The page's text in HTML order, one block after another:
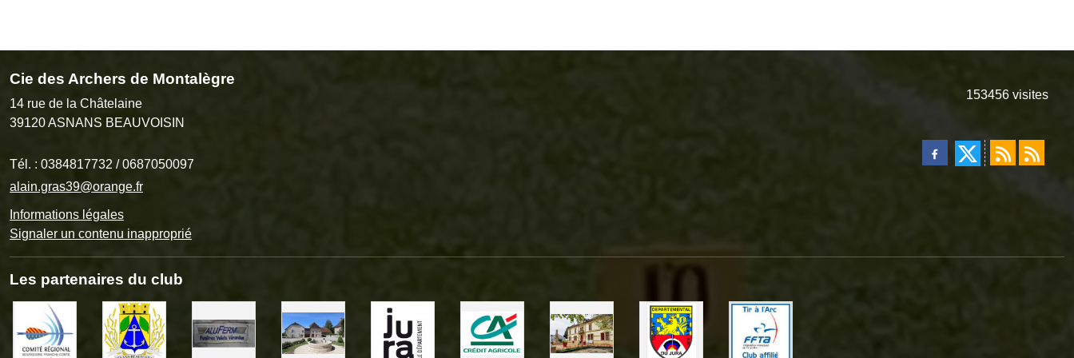
Cie des Archers de Montalègre
14 rue de la Châtelaine
39120ASNANS BEAUVOISIN
Tél. : 0384817732 / 0687050097
alain.gras39@orange.fr
Informations légales
Signaler un contenu inapproprié
153456 visites
Les partenaires du club